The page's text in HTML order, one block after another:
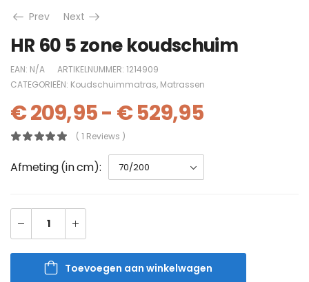
Prev
Next
HR 60 5 zone koudschuim
EAN: N/A ARTIKELNUMMER: 1214909
CATEGORIEËN: Koudschuimmatras, Matrassen
€209,95- €529,95
( 1 Reviews )
Afmeting (in cm)
Toevoegen aan winkelwagen